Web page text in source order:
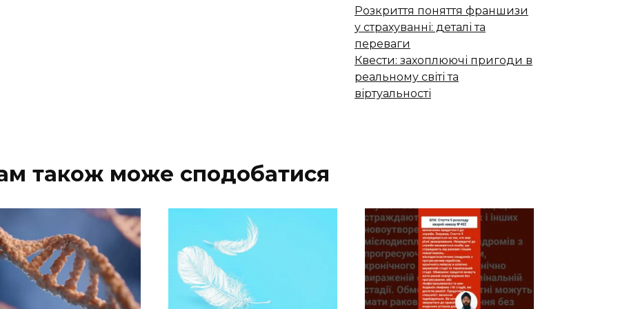
Розкриття поняття франшизи
у страхуванні: деталі та
переваги
Квести: захоплюючі пригоди в
реальному світі та
віртуальності
також може сподобатися